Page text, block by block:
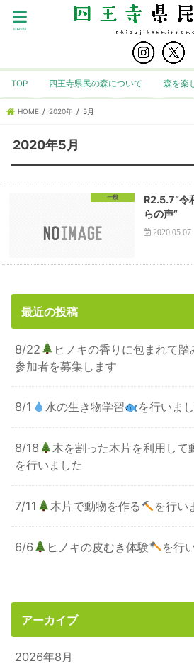
menu
TOP 四王寺県民の森について 森を楽
HOME 2020年 5月
2020年5月
一般
R2.5.7”令
らの声”
2020.05.07
最近の投稿
8/22
ヒノキの香りに包まれて踏
参加者を募集します
8/1 水の生き物学習 を行いま
8/18
木を割った木片を利用して
を行いました
7/11 木片で動物を作る を行い
6/6 ヒノキの皮むき体験 を行
アーカイブ
2026年8月